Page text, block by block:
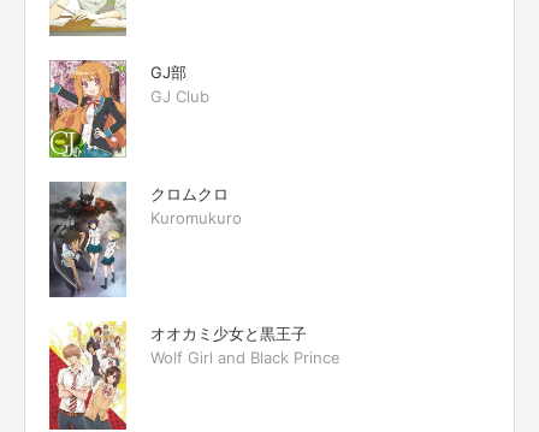
GJ部
GJ Club
クロムクロ
Kuromukuro
オオカミ少女と黒王子
Wolf Girl and Black Prince